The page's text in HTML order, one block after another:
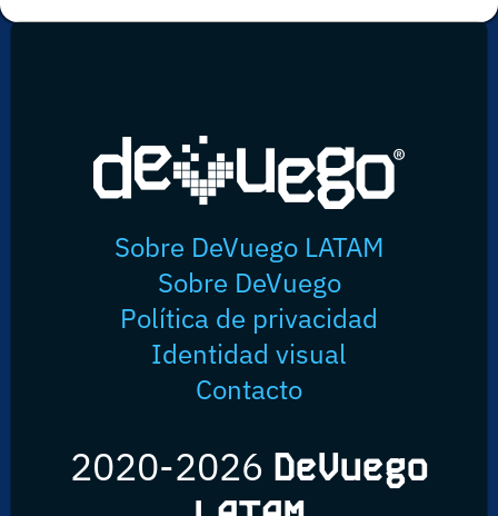
Sobre DeVuego LATAM
Sobre DeVuego
Política de privacidad
Identidad visual
Contacto
2020-2026 DeVuego